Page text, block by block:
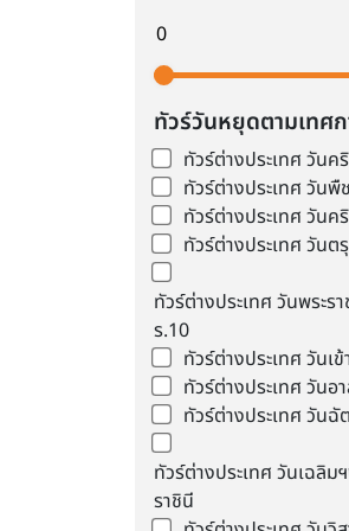
ทัวร์วันหยุดตามเทศ
ทัวร์ต่างประเทศ วันค
ทัวร์ต่างประเทศ วัน
ทัวร์ต่างประเทศ วันค
ทัวร์ต่างประเทศ วันต
ทัวร์ต่างประเทศ วันพระร
ร.10
ทัวร์ต่างประเทศ วันเ
ทัวร์ต่างประเทศ วันอ
ทัวร์ต่างประเทศ วัน
ทัวร์ต่างประเทศ วันเฉลิม
ราชินี